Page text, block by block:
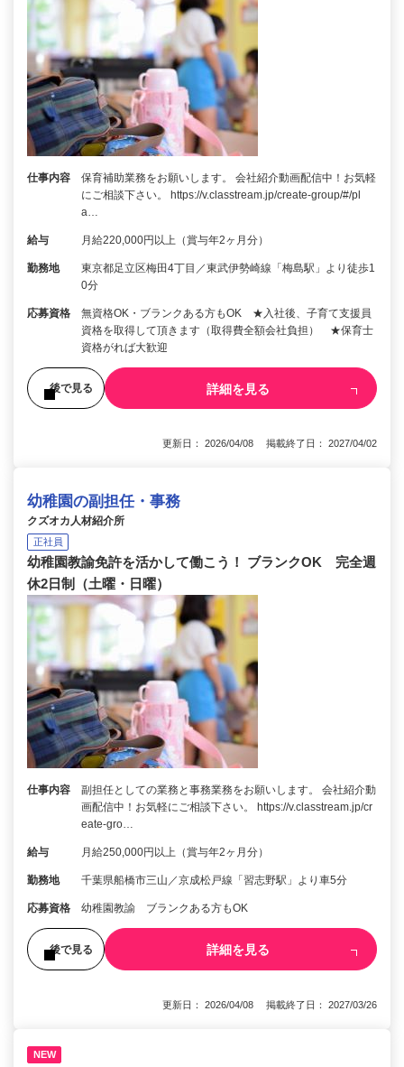
仕事内容
保育補助業務をお願いします。 会社紹介動画配信中！お気軽
にご相談下さい。 https://v.classtream.jp/create-group/#/pl
a…
給与 月給220,000円以上（賞与年2ヶ月分）
勤務地
東京都足立区梅田4丁目／東武伊勢崎線「梅島駅」より徒歩1
0分
応募資格
無資格OK・ブランクある方もOK ★入社後、子育て支援員
資格を取得して頂きます（取得費全額会社負担） ★保育士
資格がれば大歓迎
後で見る 詳細を見る
更新日： 2026/04/08 掲載終了日： 2027/04/02
幼稚園の副担任・事務
クズオカ人材紹介所
正社員
幼稚園教諭免許を活かして働こう！ ブランクOK 完全週
休2日制（土曜・日曜）
仕事内容
副担任としての業務と事務業務をお願いします。 会社紹介動
画配信中！お気軽にご相談下さい。 https://v.classtream.jp/cr
eate-gro…
給与 月給250,000円以上（賞与年2ヶ月分）
勤務地 千葉県船橋市三山／京成松戸線「習志野駅」より車5分
応募資格 幼稚園教諭 ブランクある方もOK
後で見る 詳細を見る
更新日： 2026/04/08 掲載終了日： 2027/03/26
NEW